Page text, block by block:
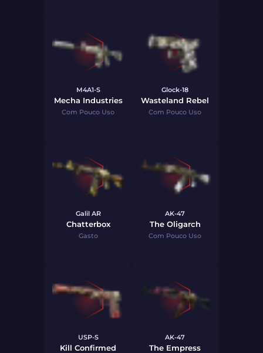
M4A1-S
Mecha Industries
Com Pouco Uso
Glock-18
Wasteland Rebel
Com Pouco Uso
Galil AR
Chatterbox
Gasto
AK-47
The Oligarch
Com Pouco Uso
USP-S
Kill Confirmed
AK-47
The Empress